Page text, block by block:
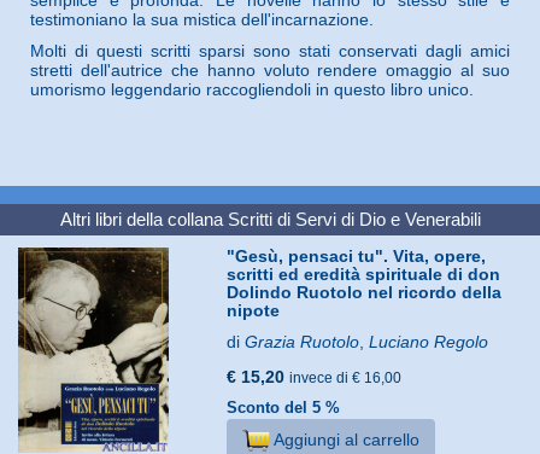
testimoniano la sua mistica dell'incarnazione.
Molti di questi scritti sparsi sono stati conservati dagli amici
stretti dell'autrice che hanno voluto rendere omaggio al suo
umorismo leggendario raccogliendoli in questo libro unico.
Altri libri della collana Scritti di Servi di Dio e Venerabili
"Gesù, pensaci tu". Vita, opere,
scritti ed eredità spirituale di don
Dolindo Ruotolo nel ricordo della
nipote
diGrazia Ruotolo ,Luciano Regolo
€ 15,20 invece di € 16,00
Sconto del 5 %
Aggiungi al carrello